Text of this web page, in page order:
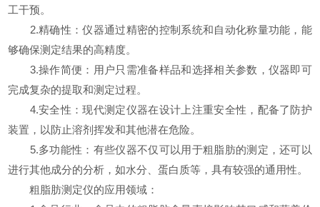
工干预。
2.精确性：仪器通过精密的控制系统和自动化称量功能，能
够确保测定结果的高精度。
3.操作简便：用户只需准备样品和选择相关参数，仪器即可
完成复杂的提取和测定过程。
4.安全性：现代测定仪器在设计上注重安全性，配备了防护
装置，以防止溶剂挥发和其他潜在危险。
5.多功能性：有些仪器不仅可以用于粗脂肪的测定，还可以
进行其他成分的分析，如水分、蛋白质等，具有较强的通用性。
粗脂肪测定仪的应用领域：